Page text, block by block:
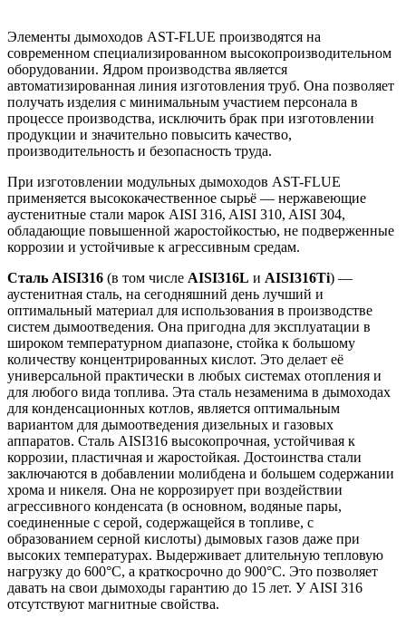
Элементы дымоходов AST-FLUE производятся на
современном специализированном высокопроизводительном
оборудовании. Ядром производства является
автоматизированная линия изготовления труб. Она позволяет
получать изделия с минимальным участием персонала в
процессе производства, исключить брак при изготовлении
продукции и значительно повысить качество,
производительность и безопасность труда.
При изготовлении модульных дымоходов AST-FLUE
применяется высококачественное сырьё — нержавеющие
аустенитные стали марок AISI 316, AISI 310, AISI 304,
обладающие повышенной жаростойкостью, не подверженные
коррозии и устойчивые к агрессивным средам.
Сталь AISI316 (в том числе AISI316L и AISI316Ti) —
аустенитная сталь, на сегодняшний день лучший и
оптимальный материал для использования в производстве
систем дымоотведения. Она пригодна для эксплуатации в
широком температурном диапазоне, стойка к большому
количеству концентрированных кислот. Это делает её
универсаль­ной практически в любых системах отопления и
для любого вида топлива. Эта сталь незаменима в дымоходах
для конденсационных котлов, является оптимальным
вариантом для дымоотведения дизельных и газовых
аппаратов. Сталь AISI316 высокопрочная, устойчивая к
коррозии, пластичная и жаростойкая. Достоинства стали
заключаются в добавлении молибдена и большем содержании
хрома и никеля. Она не коррозирует при воздействии
агрессивного конденсата (в основном, водяные пары,
соединенные с серой, содержащейся в топливе, с
образованием серной кислоты) дымовых газов даже при
высоких температурах. Выдерживает длительную тепловую
нагрузку до 600°С, а краткосрочно до 900°С. Это позволяет
давать на свои дымоходы гарантию до 15 лет. У AISI 316
отсутствуют магнитные свойства.